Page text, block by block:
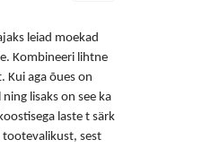
leiad moekad
Kombineeri lihtne
Kui aga õues on
lisaks on see ka
laste t särk
tootevalikust, sest